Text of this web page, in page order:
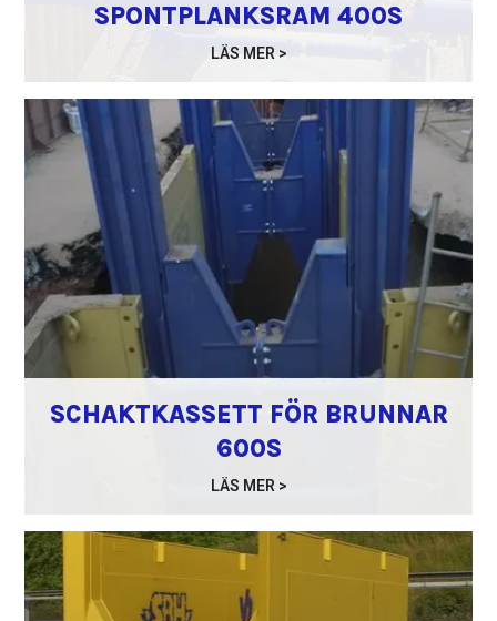
SPONTPLANKSRAM 400S
LÄS MER >
SCHAKTKASSETT FÖR BRUNNAR
600S
LÄS MER >